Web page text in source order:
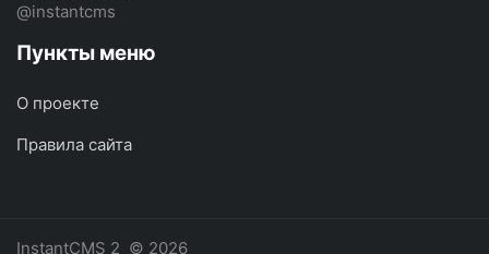
@instantcms
Пункты меню
О проекте
Правила сайта
InstantCMS 2 © 2026